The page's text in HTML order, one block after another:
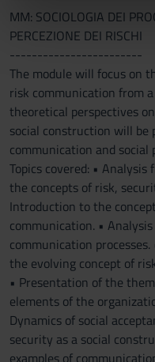
nostri partner che si
pubblicità e social
raccolto dal tuo utilizzo
MM: SOCIOLOGIA DEI
PERCEZIONE DEI RISCHI
------------------------
The module will focus on
risk communication from
theoretical perspectives
social construction will be
communication and
Topics covered: •
the concepts of risk,
Introduction to the
communication. •
communication
the evolving concept of
• Presentation of the
elements of the
Dynamics of social
security as a social
examples of